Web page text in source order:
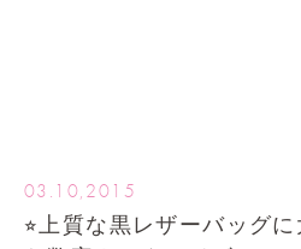
03.10,2015
⭐︎上質な黒レザーバッグ